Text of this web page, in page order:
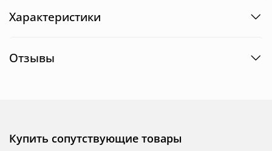
Характеристики
Отзывы
Купить сопутствующие товары